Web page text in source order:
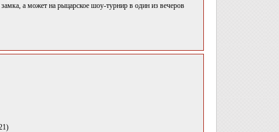
а может на рыцарское шоу-турнир в один из вечеров